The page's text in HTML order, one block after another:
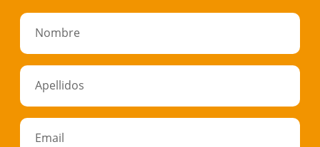
Nombre
Apellidos
Email